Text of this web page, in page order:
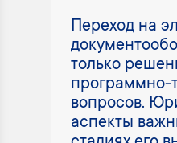
Переход на
только
программно-
вопросов.
аспекты